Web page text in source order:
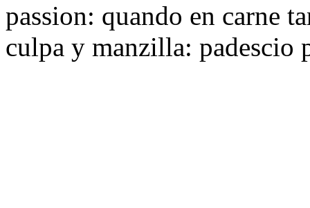
passion: quando en carne
culpa y manzilla: padescio